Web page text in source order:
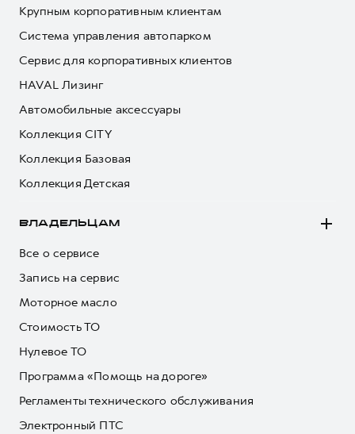
Крупным корпоративным клиентам
Система управления автопарком
Сервис для корпоративных клиентов
HAVAL Лизинг
Автомобильные аксессуары
Коллекция CITY
Коллекция Базовая
Коллекция Детская
ВЛАДЕЛЬЦАМ
Все о сервисе
Запись на сервис
Моторное масло
Стоимость ТО
Нулевое ТО
Программа «Помощь на дороге»
Регламенты технического обслуживания
Электронный ПТС